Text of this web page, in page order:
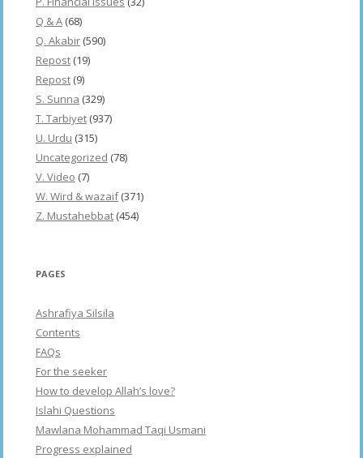
Q & A (68)
Q. Akabir (590)
Repost (19)
Repost (9)
S. Sunna (329)
T. Tarbiyet (937)
U. Urdu (315)
Uncategorized (78)
V. Video (7)
W. Wird & wazaif(371)
Z. Mustahebbat (454)
PAGES
Ashrafiya Silsila
Contents
FAQs
For the seeker
How to develop Allah’s love?
Islahi Questions
Mawlana Mohammad Taqi Usmani
Progress explained